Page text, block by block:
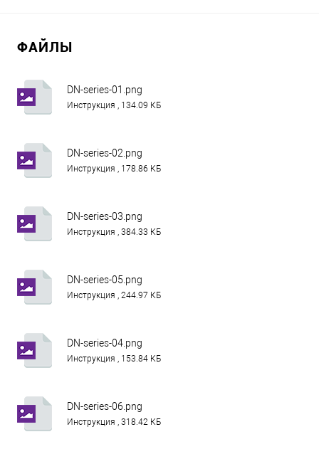
ФАЙЛЫ
DN-series-01.png
Инструкция , 134.09 КБ
DN-series-02.png
Инструкция , 178.86 КБ
DN-series-03.png
Инструкция , 384.33 КБ
DN-series-05.png
Инструкция , 244.97 КБ
DN-series-04.png
Инструкция , 153.84 КБ
DN-series-06.png
Инструкция , 318.42 КБ